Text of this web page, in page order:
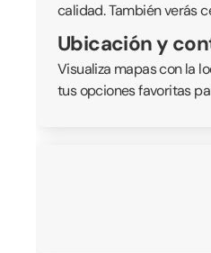
calidad. También verás
Ubicación y
Visualiza mapas con la
tus opciones favoritas